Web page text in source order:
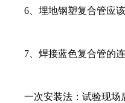
6、埋地钢塑复合管应该
7、焊接蓝色复合管的连
一次安装法：试验现场后